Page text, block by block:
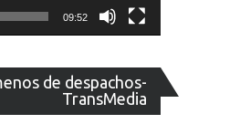
09:52
de despachos-
TransMedia
de
vídeo